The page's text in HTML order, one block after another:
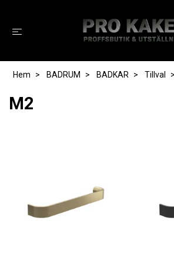
Hem BADRUM BADKAR Tillval
M2